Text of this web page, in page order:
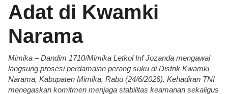
Adat di Kwamki
Narama
Mimika – Dandim 1710/Mimika Letkol Inf Jozanda mengawal
langsung prosesi perdamaian perang suku di Distrik Kwamki
Narama, Kabupaten Mimika, Rabu (24/6/2026). Kehadiran TNI
menegaskan komitmen menjaga stabilitas keamanan sekaligus